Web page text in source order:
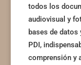
todos los
audiovisual y
bases de
PDI,
comprensión y